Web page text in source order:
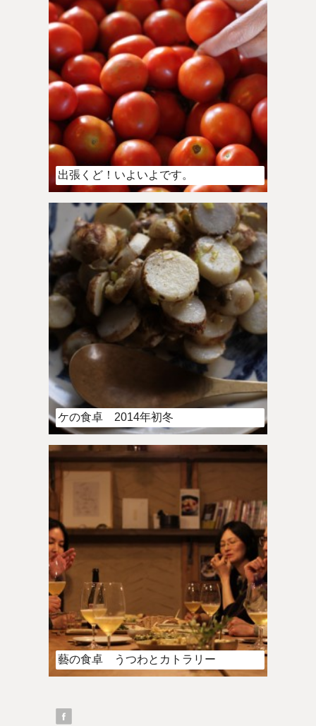
出張くど！いよいよです。
ケの食卓 2014年初冬
藝の食卓 うつわとカトラリー